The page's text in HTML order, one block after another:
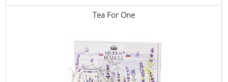
Tea For One